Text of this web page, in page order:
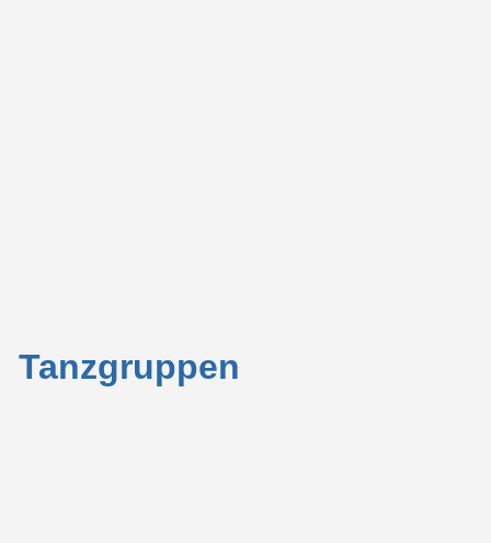
Tanzgruppen